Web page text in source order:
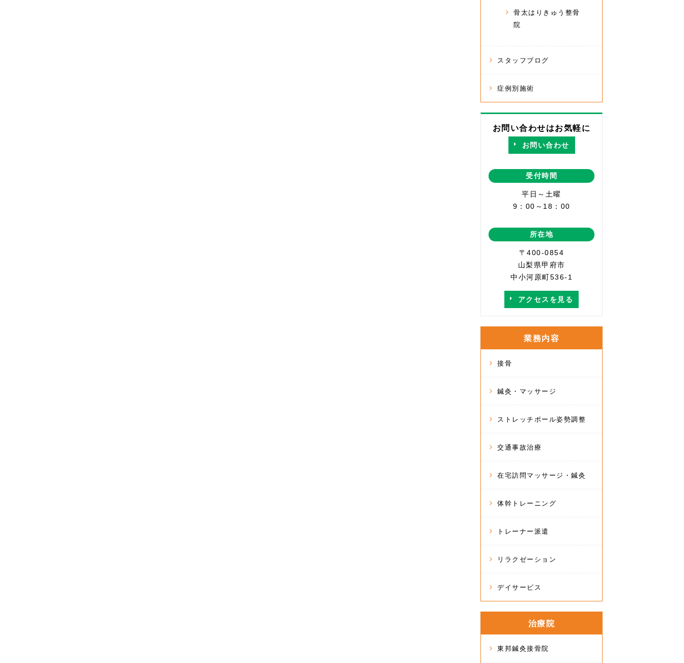
骨太はりきゅう整骨
院
スタッフブログ
症例別施術
お問い合わせはお気軽に
お問い合わせ
受付時間
平日～土曜
9：00～18：00
所在地
〒400-0854
山梨県甲府市
中小河原町536-1
アクセスを見る
業務内容
接骨
鍼灸・マッサージ
ストレッチポール姿勢調整
交通事故治療
在宅訪問マッサージ・鍼灸
体幹トレーニング
トレーナー派遣
リラクゼーション
デイサービス
治療院
東邦鍼灸接骨院